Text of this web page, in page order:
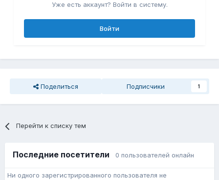
Уже есть аккаунт? Войти в систему.
Войти
Поделиться Подписчики 1
Перейти к списку тем
Последние посетители 0 пользователей онлайн
Ни одного зарегистрированного пользователя не